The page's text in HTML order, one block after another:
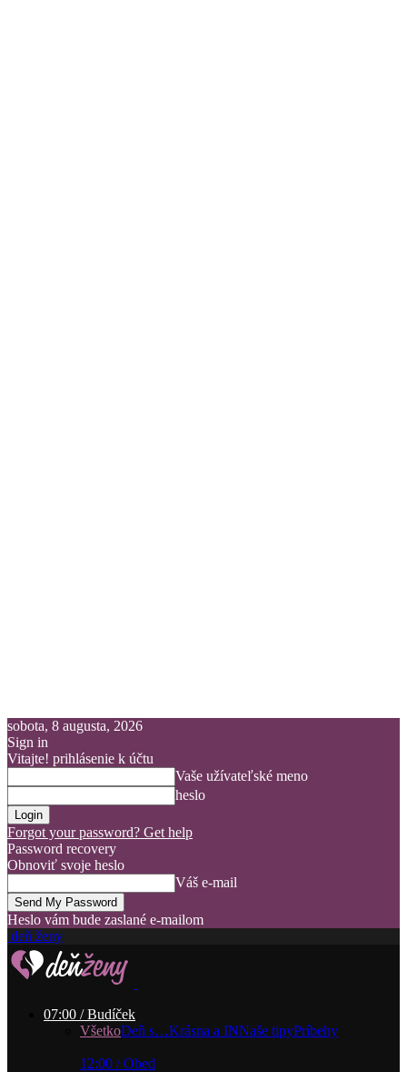
sobota, 8 augusta, 2026
Sign in
Vitajte! prihlásenie k účtu
Vaše užívateľské meno
heslo
Forgot your password? Get help
Password recovery
Obnoviť svoje heslo
Váš e-mail
Heslo vám bude zaslané e-mailom
deň ženy
07:00 / Budíček
VšetkoDeň s…Krásna a INNaše tipyPríbehy
12:00 / Obed